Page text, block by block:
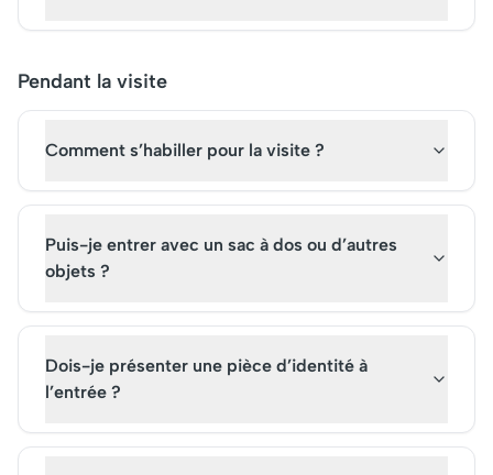
Pendant la visite
Comment s’habiller pour la visite ?
Puis-je entrer avec un sac à dos ou d’autres
objets ?
Dois-je présenter une pièce d’identité à
l’entrée ?